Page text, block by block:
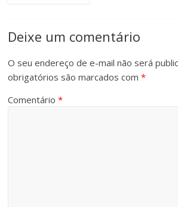
Deixe um comentário
O seu endereço de e-mail não será
obrigatórios são marcados com*
Comentário*